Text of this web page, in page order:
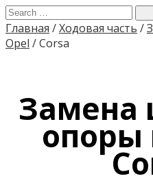
Главная /Ходовая часть /
Opel /Corsa
Замена
опоры